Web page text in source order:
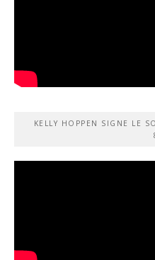
KELLY HOPPEN SIGNE LE